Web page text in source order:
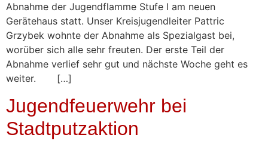
Abnahme der Jugendflamme Stufe I am neuen
Gerätehaus statt. Unser Kreisjugendleiter Pattric
Grzybek wohnte der Abnahme als Spezialgast bei,
worüber sich alle sehr freuten. Der erste Teil der
Abnahme verlief sehr gut und nächste Woche geht es
weiter. […]
Jugendfeuerwehr bei
Stadtputzaktion